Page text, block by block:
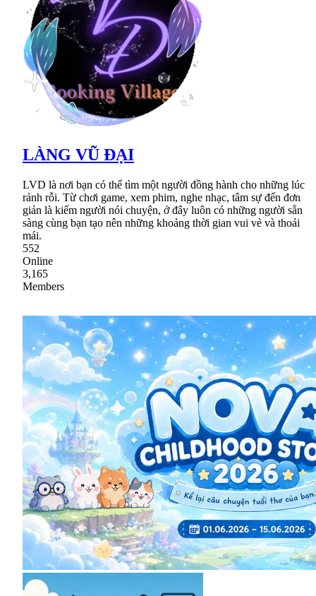
LÀNG VŨ ĐẠI
LVD là nơi bạn có thể tìm một người đồng hành cho những lúc
rảnh rỗi. Từ chơi game, xem phim, nghe nhạc, tâm sự đến đơn
giản là kiếm người nói chuyện, ở đây luôn có những người sẵn
sàng cùng bạn tạo nên những khoảng thời gian vui vẻ và thoải
mái.
552
Online
3,165
Members